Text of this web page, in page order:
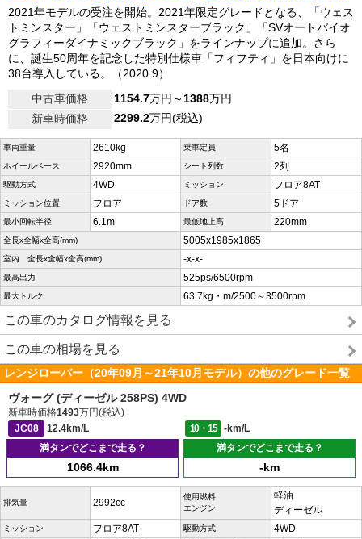
2021年モデルの受注を開始。2021年限定グレードとなる、「ウェス
トミンスター」「ウェストミンスターブラック」「SVオートバイオ
グラフィーダイナミックブラック」をラインナップに追加。さら
に、誕生50周年を記念した特別仕様車「フィフティ」を日本向けに
38台導入している。（2020.9）
中古車価格
1154.7万円～1388万円
新車時価格
2299.2万円(税込)
車両重量 2610kg 乗車定員 5名
ホイールベース 2920mm シート列数 2列
駆動方式 4WD ミッション フロア8AT
ミッション位置 フロア ドア数 5ドア
最小回転半径 6.1m 最低地上高 220mm
全長x全幅x全高(mm) 5005x1985x1865
室内 全長x全幅x全高(mm) -x-x-
最高出力 525ps/6500rpm
最大トルク 63.7kg・m/2500～3500rpm
この車のカタログ情報を見る
この車の相場を見る
レンジローバー（20年09月～21年10月モデル）の他のグレード一覧
ヴォーグ (ディーゼル 258PS) 4WD
新車時価格1493万円(税込)
JC08
12.4km/L 10・15
-km/L
満タンでどこまで走る？
1066.4km
満タンでどこまで走る？
-km
排気量 2992cc
使用燃料
エンジン
軽油
ディーゼル
ミッション フロア8AT 駆動方式 4WD